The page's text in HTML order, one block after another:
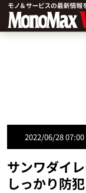
2022/06/28 07:00
サンワダイ
しっかり防犯